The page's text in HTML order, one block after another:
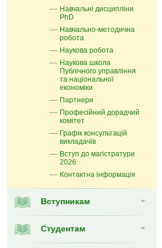
Навчальні дисципліни
PhD
Навчально-методична
робота
Наукова робота
Наукова школа
Публічного управління
та національної
економіки
Партнери
Професійний дорадчий
комітет
Графік консультацій
викладачів
Вступ до магістратури
2026
Контактна інформація
Вступникам
Студентам